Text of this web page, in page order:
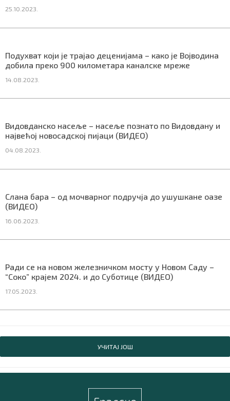
25.10.2023.
Подухват који је трајао деценијама – како је Војводина
добила преко 900 километара каналске мреже
14.08.2023.
Видовданско насеље – насеље познато по Видовдану и
највећој новосадској пијаци (ВИДЕО)
04.08.2023.
Слана бара – од мочварног подручја до ушушкане оазе
(ВИДЕО)
16.06.2023.
Ради се на новом железничком мосту у Новом Саду –
“Соко” крајем 2024. и до Суботице (ВИДЕО)
17.05.2023.
УЧИТАЈ ЈОШ